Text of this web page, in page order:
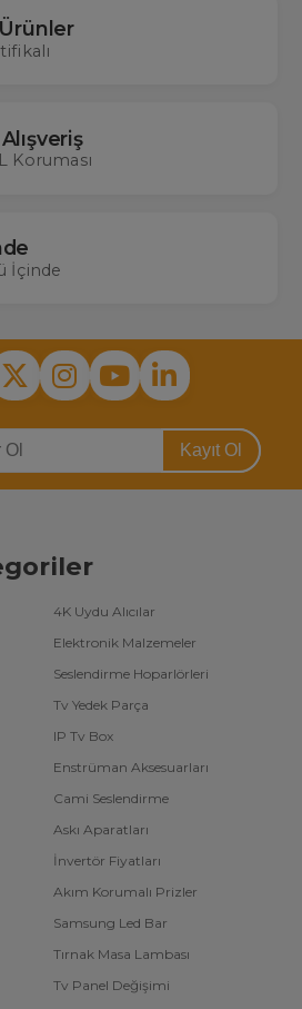
Koruması
İçinde
Kayıt Ol
4K Uydu Alıcılar
Elektronik Malzemeler
Seslendirme Hoparlörleri
Tv Yedek Parça
IP Tv Box
Enstrüman Aksesuarları
Cami Seslendirme
Askı Aparatları
İnvertör Fiyatları
Akım Korumalı Prizler
Samsung Led Bar
Tırnak Masa Lambası
Tv Panel Değişimi